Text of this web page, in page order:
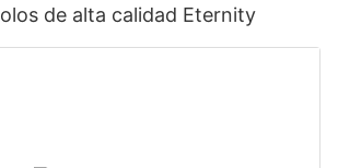
de alta calidad Eternity